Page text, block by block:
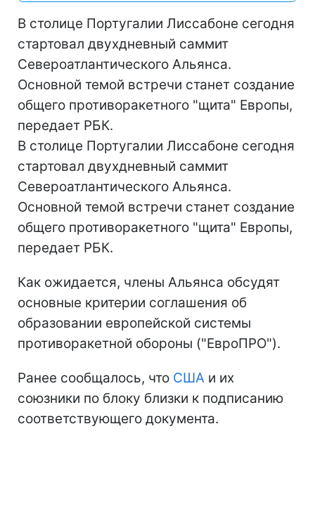
В столице Португалии Лиссабоне сегодня
стартовал двухдневный саммит
Североатлантического Альянса.
Основной темой встречи станет создание
общего противоракетного "щита" Европы,
передает РБК.
В столице Португалии Лиссабоне сегодня
стартовал двухдневный саммит
Североатлантического Альянса.
Основной темой встречи станет создание
общего противоракетного "щита" Европы,
передает РБК.
Как ожидается, члены Альянса обсудят
основные критерии соглашения об
образовании европейской системы
противоракетной обороны ("ЕвроПРО").
Ранее сообщалось, что США и их
союзники по блоку близки к подписанию
соответствующего документа.